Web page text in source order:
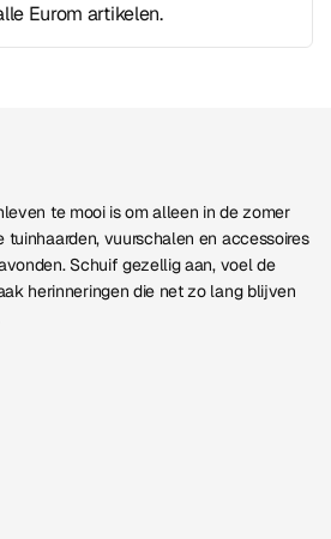
Eurom artikelen.
te mooi is om alleen in de zomer
vuurschalen en accessoires
Schuif gezellig aan, voel de
herinneringen die net zo lang blijven